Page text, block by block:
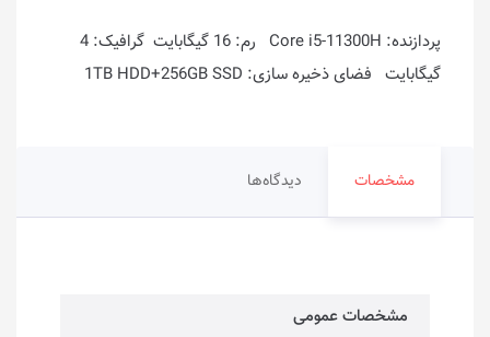
پردازنده: Core i5-11300H رم: 16 گیگابایت گرافیک: 4
گیگابایت فضای ذخیره سازی: 1TB HDD+256GB SSD
مشخصات دیدگاه‌ها
مشخصات عمومی